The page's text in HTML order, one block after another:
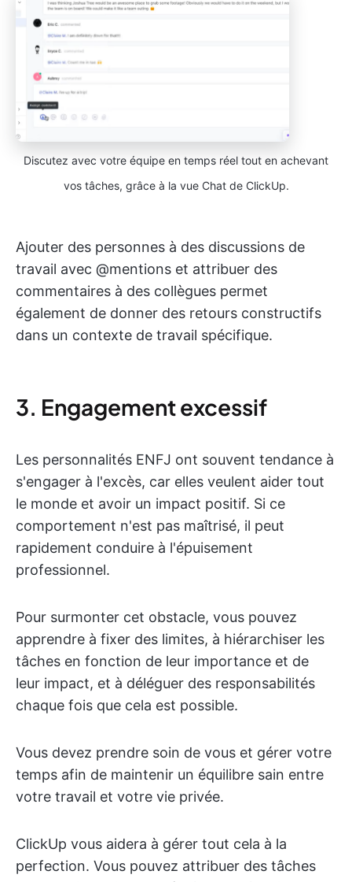
Discutez avec votre équipe en temps réel tout en achevant
vos tâches, grâce à la vue Chat de ClickUp.
Ajouter des personnes à des discussions de
travail avec @mentions et attribuer des
commentaires à des collègues permet
également de donner des retours constructifs
dans un contexte de travail spécifique.
3. Engagement excessif
Les personnalités ENFJ ont souvent tendance à
s'engager à l'excès, car elles veulent aider tout
le monde et avoir un impact positif. Si ce
comportement n'est pas maîtrisé, il peut
rapidement conduire à l'épuisement
professionnel.
Pour surmonter cet obstacle, vous pouvez
apprendre à fixer des limites, à hiérarchiser les
tâches en fonction de leur importance et de
leur impact, et à déléguer des responsabilités
chaque fois que cela est possible.
Vous devez prendre soin de vous et gérer votre
temps afin de maintenir un équilibre sain entre
votre travail et votre vie privée.
ClickUp vous aidera à gérer tout cela à la
perfection. Vous pouvez attribuer des tâches